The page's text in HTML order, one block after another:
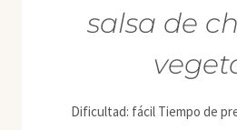
salsa de
Dificultad: fácil Tiempo de